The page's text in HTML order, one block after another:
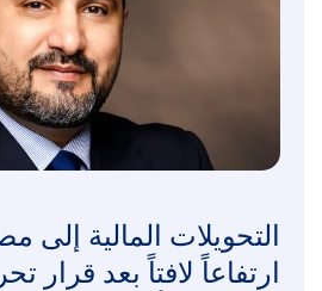
التحويلات المالية
ارتفاعاً لافتاً بعد